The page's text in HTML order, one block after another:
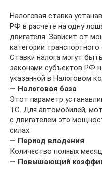
Налоговая ставка
РФ в расчете на одну
двигателя. Зависит от
категории
Ставки налога могут
законами субъектов РФ
указанной в Налоговом
— Налоговая база
Этот параметр
ТС. Для автомобилей,
с двигателем это
силах
— Период владения
Количество полных
— Повышающий